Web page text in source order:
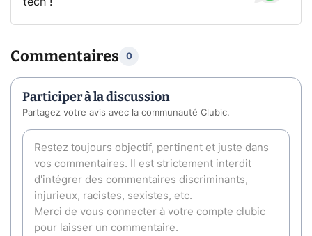
tech !
Commentaires 0
Participer à la discussion
Partagez votre avis avec la communauté Clubic.